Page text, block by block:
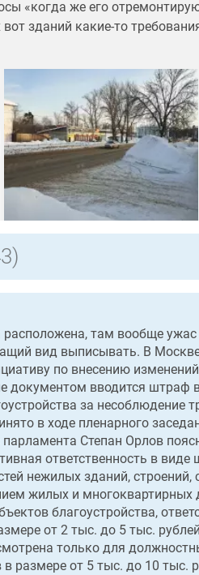
«когда же его
зданий какие-то
там вообще
вид выписывать. В
по внесению
документом вводится штраф
за
в ходе пленарного
Степан Орлов
ответственность в
нежилых зданий,
жилых и
благоустройства,
от 2 тыс. до 5 тыс.
только для
размере от 5 тыс. до 10 тыс.